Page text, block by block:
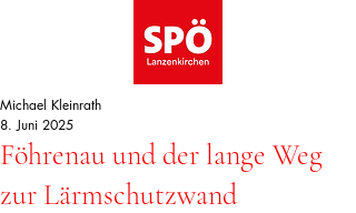
Föhrenau und der lange Weg
zur Lärmschutzwand
Michael Kleinrath
8. Juni 2025